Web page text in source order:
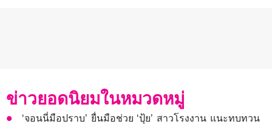
ข่าวยอดนิยมในหมวดหมู่
‘จอนนี่มือปราบ’ ยื่นมือช่วย ‘ปุ้ย’ สาวโรงงาน แนะทบทวน